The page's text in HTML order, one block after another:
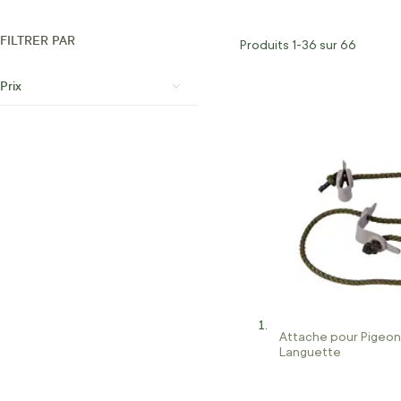
FILTRER PAR
Prix
Produits 1-36 sur66
Attache pour
Languette